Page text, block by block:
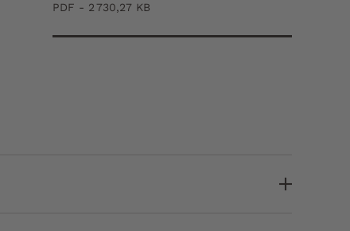
PDF - 2 730,27 KB